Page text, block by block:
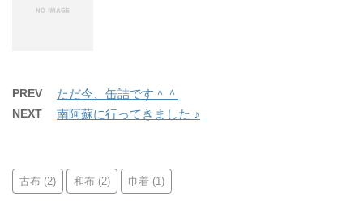
PREV ただ今、缶詰です＾＾
NEXT 南阿蘇に行ってきました ♪
古布 (2) 和布 (2) 巾着 (1)